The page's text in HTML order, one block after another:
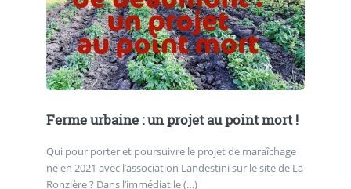
Ferme urbaine : un projet au point mort !
Qui pour porter et poursuivre le projet de maraîchage
né en 2021 avec l’association Landestini sur le site de La
Ronzière ? Dans l’immédiat le (…)